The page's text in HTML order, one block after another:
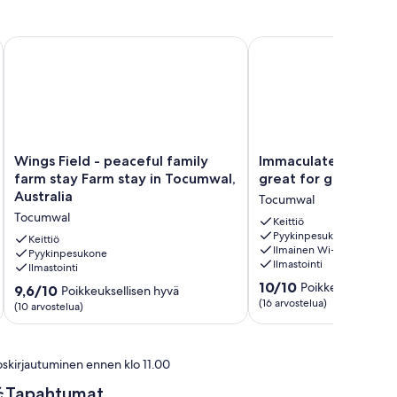
Wings
Field
-
family
farm
stay
Farm
stay
in
Wings Field - peaceful family
farm stay Farm stay in Tocumwal,
Australia
Tocumwal
Keittiö
Pyykinpesukone
Ilmastointi
9.6
kautta
10,
(10
arvostelua)
9,6/10 Poikkeuksellisen hyvä
(10 arvostelua)
Wings Field - peaceful family farm stay Farm stay in
Immaculate
4
bedroom
house,
great
for
groups
Tocumwal
Immaculate 4
great for groups
Tocumwal
Keittiö
Pyykinpesukone
Ilmainen Wi-Fi
Ilmastointi
10.0
kautta
10/10 Poikkeuksellisen
(16 arvostelua)
Immaculate 4
ennen klo 11.00